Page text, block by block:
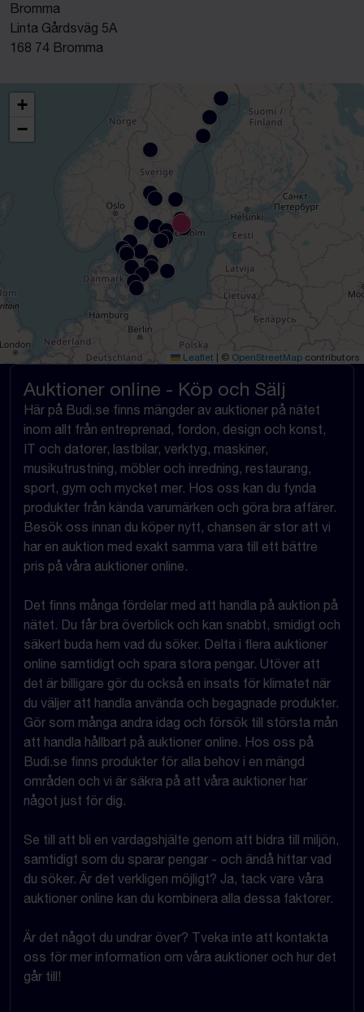
Bromma
Linta Gårdsväg 5A
168 74 Bromma
+
−
Leaflet © OpenStreetMap contributors
Auktioner online - Köp och Sälj
Här på Budi.se finns mängder av auktioner på nätet
inom allt från entreprenad, fordon, design och konst,
IT och datorer, lastbilar, verktyg, maskiner,
musikutrustning, möbler och inredning, restaurang,
sport, gym och mycket mer. Hos oss kan du fynda
produkter från kända varumärken och göra bra affärer.
Besök oss innan du köper nytt, chansen är stor att vi
har en auktion med exakt samma vara till ett bättre
pris på våra auktioner online.
Det finns många fördelar med att handla på auktion på
nätet. Du får bra överblick och kan snabbt, smidigt och
säkert buda hem vad du söker. Delta i flera auktioner
online samtidigt och spara stora pengar. Utöver att
det är billigare gör du också en insats för klimatet när
du väljer att handla använda och begagnade produkter.
Gör som många andra idag och försök till största mån
att handla hållbart på auktioner online. Hos oss på
Budi.se finns produkter för alla behov i en mängd
områden och vi är säkra på att våra auktioner har
något just för dig.
Se till att bli en vardagshjälte genom att bidra till miljön,
samtidigt som du sparar pengar - och ändå hittar vad
du söker. Är det verkligen möjligt? Ja, tack vare våra
auktioner online kan du kombinera alla dessa faktorer.
Är det något du undrar över? Tveka inte att kontakta
oss för mer information om våra auktioner och hur det
går till!